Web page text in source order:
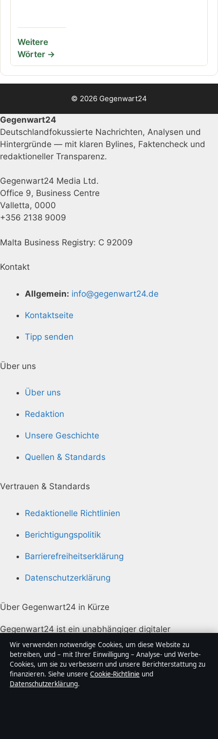
Weitere
Wörter →
© 2026 Gegenwart24
Gegenwart24
Deutschlandfokussierte Nachrichten, Analysen und
Hintergründe — mit klaren Bylines, Faktencheck und
redaktioneller Transparenz.
Gegenwart24 Media Ltd.
Office 9, Business Centre
Valletta, 0000
+356 2138 9009
Malta Business Registry: C 92009
Kontakt
Allgemein: info@gegenwart24.de
Kontaktseite
Tipp senden
Über uns
Über uns
Redaktion
Unsere Geschichte
Quellen & Standards
Vertrauen & Standards
Redaktionelle Richtlinien
Berichtigungspolitik
Barrierefreiheitserklärung
Datenschutzerklärung
Über Gegenwart24 in Kürze
Gegenwart24 ist ein unabhängiger digitaler
Nachrichtenanbieter mit Fokus auf Politik, Wirtschaft,
Technik und Gesellschaft in Deutschland. Jeder Artikel
trägt eine Byline, wird von einem Redakteur geprüft
und vor der Veröffentlichung faktengecheckt.
Wir verwenden notwendige Cookies, um diese Website zu
betreiben, und – mit Ihrer Einwilligung – Analyse- und Werbe-
Cookies, um sie zu verbessern und unsere Berichterstattung zu
finanzieren. Siehe unsere Cookie-Richtlinie und
Datenschutzerklärung.